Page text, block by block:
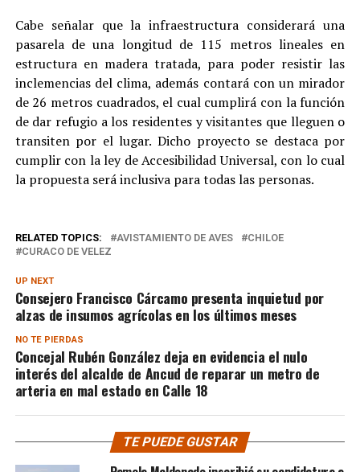
Cabe señalar que la infraestructura considerará una
pasarela de una longitud de 115 metros lineales en
estructura en madera tratada, para poder resistir las
inclemencias del clima, además contará con un mirador
de 26 metros cuadrados, el cual cumplirá con la función
de dar refugio a los residentes y visitantes que lleguen o
transiten por el lugar. Dicho proyecto se destaca por
cumplir con la ley de Accesibilidad Universal, con lo cual
la propuesta será inclusiva para todas las personas.
RELATED TOPICS: AVISTAMIENTO DE AVES
CHILOE
CURACO DE VELEZ
UP NEXT
Consejero Francisco Cárcamo presenta inquietud por
alzas de insumos agrícolas en los últimos meses
NO TE PIERDAS
Concejal Rubén González deja en evidencia el nulo
interés del alcalde de Ancud de reparar un metro de
arteria en mal estado en Calle 18
TE PUEDE GUSTAR